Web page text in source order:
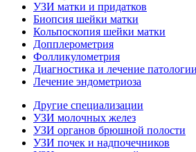
УЗИ матки и придатков
Биопсия шейки матки
Кольпоскопия шейки матки
Допплерометрия
Фолликулометрия
Диагностика и лечение
Лечение эндометриоза
Другие специализации
УЗИ молочных желез
УЗИ органов брюшной полости
УЗИ почек и надпочечников